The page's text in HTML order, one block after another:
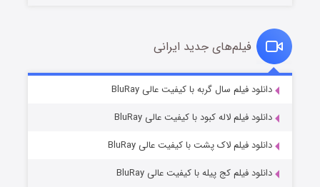
قسمت۶ (زیرنویس) منتشر شد
فیلم‌های جدید ایرانی
دانلود فیلم سال گربه با کیفیت عالی BluRay
دانلود فیلم لاله کبود با کیفیت عالی BluRay
دانلود فیلم لاک پشت با کیفیت عالی BluRay
دانلود فیلم کج‌ پیله با کیفیت عالی BluRay